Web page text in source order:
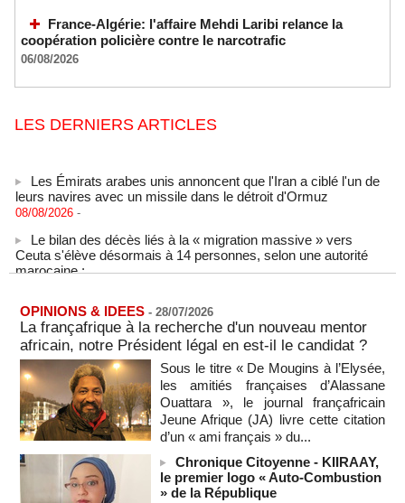
France-Algérie: l'affaire Mehdi Laribi relance la
coopération policière contre le narcotrafic
06/08/2026
LES DERNIERS ARTICLES
leurs navires avec un missile dans le détroit d'Ormuz
08/08/2026 -
Ceuta s'élève désormais à 14 personnes, selon une autorité
marocaine :
08/08/2026 -
08/08/2026 -MOMO ALADJI
SENEGAL - Les Unes de la presse quotidienne du 8/9 août
2026
08/08/2026 -MOMO ALADJI
A Ceuta, les enfants migrants risquent d'être victimes de
maltraitance et d'exploitation, avertissent des ONG
07/08/2026 -
Les Bourses mondiales touchent des sommets après
l'emploi américain
07/08/2026 -
OPINIONS & IDEES - 28/07/2026
La françafrique à la recherche d'un nouveau mentor
africain, notre Président légal en est-il le candidat ?
Sous le titre « De Mougins à l’Elysée,
les amitiés françaises d’Alassane
Ouattara », le journal françafricain
Jeune Afrique (JA) livre cette citation
d’un « ami français » du...
Chronique Citoyenne - KIIRAAY,
le premier logo « Auto-Combustion
» de la République